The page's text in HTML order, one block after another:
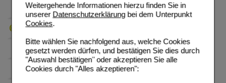
Weitergehende Informationen hierzu finden Sie in
unserer Datenschutzerklärungbei dem Unterpunkt
Cookies.
Bitte wählen Sie nachfolgend aus, welche Cookies
gesetzt werden dürfen, und bestätigen Sie dies durch
"Auswahl bestätigen" oder akzeptieren Sie alle
Cookies durch "Alles akzeptieren":